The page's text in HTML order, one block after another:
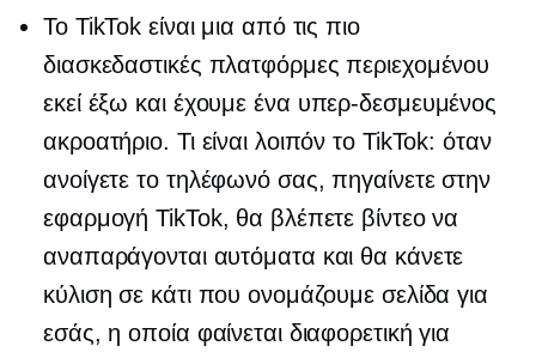
Το TikTok είναι μια από τις πιο
διασκεδαστικές πλατφόρμες περιεχομένου
εκεί έξω και έχουμε ένα υπερ-δεσμευμένος
ακροατήριο. Τι είναι λοιπόν το TikTok: όταν
ανοίγετε το τηλέφωνό σας, πηγαίνετε στην
εφαρμογή TikTok, θα βλέπετε βίντεο να
αναπαράγονται αυτόματα και θα κάνετε
κύλιση σε κάτι που ονομάζουμε σελίδα για
εσάς, η οποία φαίνεται διαφορετική για